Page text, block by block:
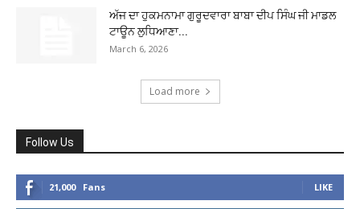
ਅੱਜ ਦਾ ਹੁਕਮਨਾਮਾ ਗੁਰੂਦਵਾਰਾ ਬਾਬਾ ਦੀਪ ਸਿੰਘ ਜੀ ਮਾਡਲ
ਟਾਊਨ ਲੁਧਿਆਣਾ...
March 6, 2026
Load more
Follow Us
21,000 Fans LIKE